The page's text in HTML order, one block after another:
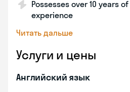
Possesses over 10 years
experience
Читать дальше
Услуги и цены
Английский язык